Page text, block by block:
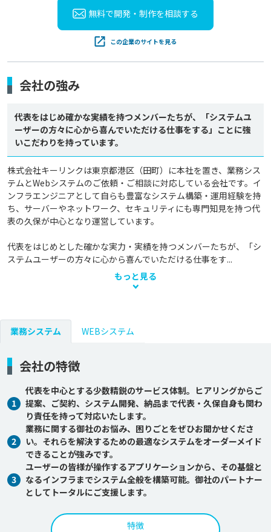
無料で開発・制作を相談する
この企業のサイトを見る
会社の強み
代表をはじめ確かな実績を持つメンバーたちが、「システムユ
ーザーの方々に心から喜んでいただける仕事をする」ことに強
いこだわりを持っています。
株式会社キーリンクは東京都港区（田町）に本社を置き、業務シス
テムとWebシステムのご依頼・ご相談に対応している会社です。イ
ンフラエンジニアとして自らも豊富なシステム構築・運用経験を持
ち、サーバーやネットワーク、セキュリティにも専門知見を持つ代
表の久保が中心となり運営しています。
代表をはじめとした確かな実力・実績を持つメンバーたちが、「シ
ステムユーザーの方々に心から喜んでいただける仕事をす...
もっと見る
業務システム WEBシステム
会社の特徴
1
代表を中心とする少数精鋭のサービス体制。ヒアリングからご
提案、ご契約、システム開発、納品まで代表・久保自身も関わ
り責任を持って対応いたします。
2
業務に関する御社のお悩み、困りごとをぜひお聞かせくださ
い。それらを解決するための最適なシステムをオーダーメイド
できることが強みです。
3
ユーザーの皆様が操作するアプリケーションから、その基盤と
なるインフラまでシステム全般を構築可能。御社のパートナー
としてトータルにご支援します。
特徴